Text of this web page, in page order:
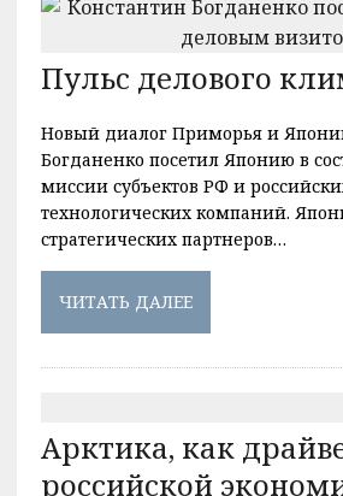
Пульс делового
Новый диалог Приморья и
Богданенко посетил Японию в
миссии субъектов РФ и
технологических компаний.
стратегических партнеров…
ЧИТАТЬ ДАЛЕЕ
Арктика, как
российской